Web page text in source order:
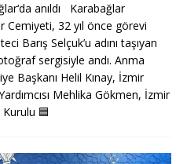
anıldı Karabağlar
Cemiyeti, 32 yıl önce görevi
Barış Selçuk’u adını taşıyan
sergisiyle andı. Anma
Başkanı Helil Kınay, İzmir
Mehlika Gökmen, İzmir
🟦